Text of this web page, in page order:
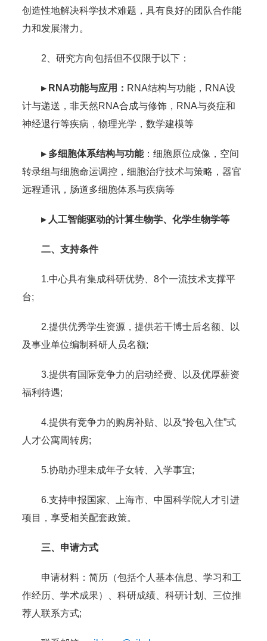
创造性地解决科学技术难题，具有良好的团队合作能
力和发展潜力。
2、研究方向包括但不仅限于以下：
▸ RNA功能与应用： RNA结构与功能，RNA设
计与递送，非天然RNA合成与修饰，RNA与炎症和
神经退行等疾病，物理光学，数学建模等
▸ 多细胞体系结构与功能：细胞原位成像，空间
转录组与细胞命运调控，细胞治疗技术与策略，器官
远程通讯，肠道多细胞体系与疾病等
▸ 人工智能驱动的计算生物学、化学生物学等
二、支持条件
1.中心具有集成科研优势、8个一流技术支撑平
台;
2.提供优秀学生资源，提供若干博士后名额、以
及事业单位编制科研人员名额;
3.提供有国际竞争力的启动经费、以及优厚薪资
福利待遇;
4.提供有竞争力的购房补贴、以及“拎包入住”式
人才公寓周转房;
5.协助办理未成年子女转、入学事宜;
6.支持申报国家、上海市、中国科学院人才引进
项目，享受相关配套政策。
三、申请方式
申请材料：简历（包括个人基本信息、学习和工
作经历、学术成果）、科研成绩、科研计划、三位推
荐人联系方式;